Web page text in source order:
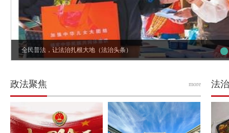
全民普法，让法治扎根大地（法治头条）
more
政法聚焦 法